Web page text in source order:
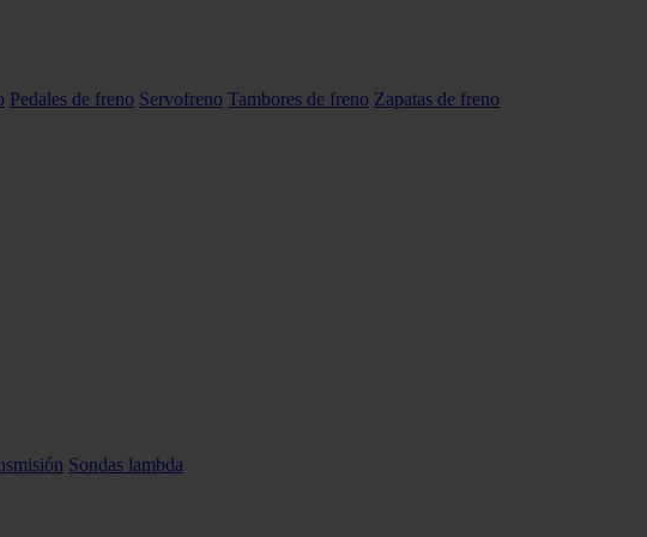
Pedales de freno Servofreno Tambores de freno Zapatas de freno
Sondas lambda